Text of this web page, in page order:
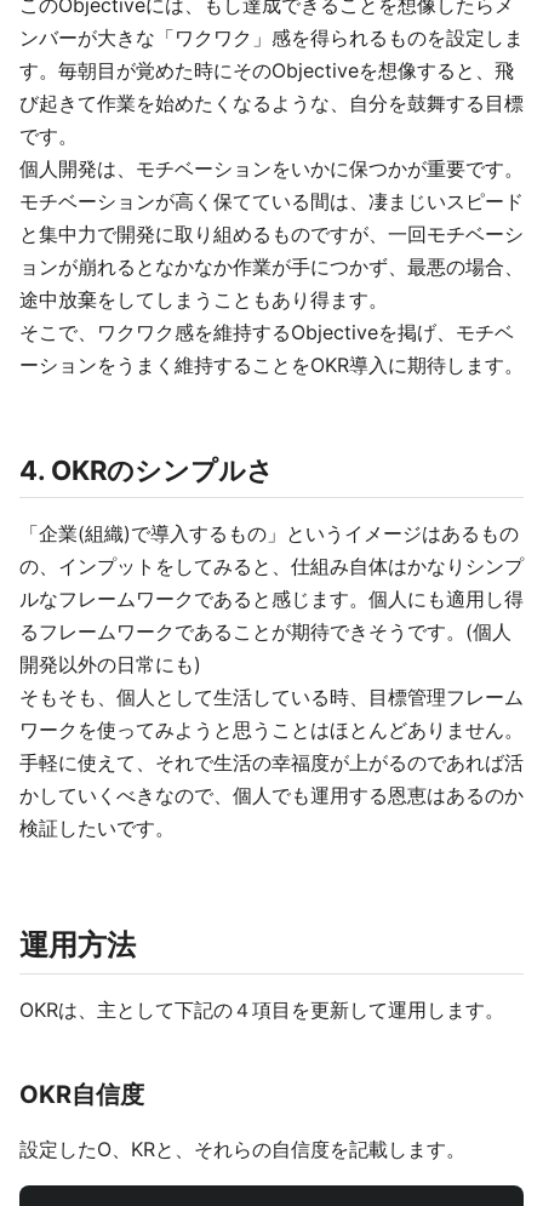
このObjectiveには、もし達成できることを想像したらメ
ンバーが大きな「ワクワク」感を得られるものを設定しま
す。毎朝目が覚めた時にそのObjectiveを想像すると、飛
び起きて作業を始めたくなるような、自分を鼓舞する目標
です。
個人開発は、モチベーションをいかに保つかが重要です。
モチベーションが高く保てている間は、凄まじいスピード
と集中力で開発に取り組めるものですが、一回モチベーシ
ョンが崩れるとなかなか作業が手につかず、最悪の場合、
途中放棄をしてしまうこともあり得ます。
そこで、ワクワク感を維持するObjectiveを掲げ、モチベ
ーションをうまく維持することをOKR導入に期待します。
4. OKRのシンプルさ
「企業(組織)で導入するもの」というイメージはあるもの
の、インプットをしてみると、仕組み自体はかなりシンプ
ルなフレームワークであると感じます。個人にも適用し得
るフレームワークであることが期待できそうです。(個人
開発以外の日常にも)
そもそも、個人として生活している時、目標管理フレーム
ワークを使ってみようと思うことはほとんどありません。
手軽に使えて、それで生活の幸福度が上がるのであれば活
かしていくべきなので、個人でも運用する恩恵はあるのか
検証したいです。
運用方法
OKRは、主として下記の４項目を更新して運用します。
OKR自信度
設定したO、KRと、それらの自信度を記載します。